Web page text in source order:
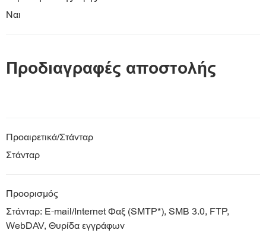
Ναι
Προδιαγραφές αποστολής
Προαιρετικά/Στάνταρ
Στάνταρ
Προορισμός
Στάνταρ: E-mail/Internet Φαξ (SMTP*), SMB 3.0, FTP,
WebDAV, Θυρίδα εγγράφων